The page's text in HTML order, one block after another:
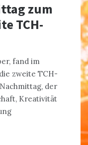
zum
TCH-
fand im
zweite TCH-
der
Kreativität